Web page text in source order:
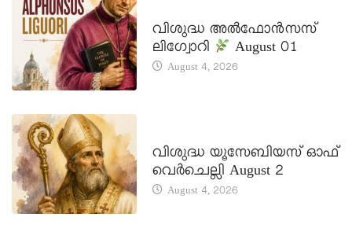
വിശുദ്ധ അൽഫോൻസസ്
ലിഗ്വോറി
August 01
August 4, 2026
വിശുദ്ധ യൂസേബിയസ് ഓഫ്
വെർചെല്ലി August 2
August 4, 2026